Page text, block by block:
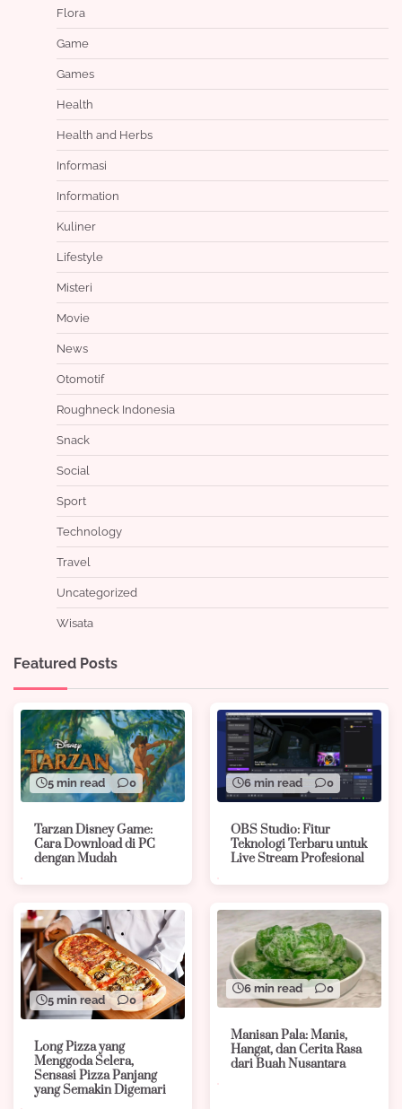
Flora
Game
Games
Health
Health and Herbs
Informasi
Information
Kuliner
Lifestyle
Misteri
Movie
News
Otomotif
Roughneck Indonesia
Snack
Social
Sport
Technology
Travel
Uncategorized
Wisata
Featured Posts
5 min read 0
Tarzan Disney Game:
Cara Download di PC
dengan Mudah
6 min read 0
OBS Studio: Fitur
Teknologi Terbaru untuk
Live Stream Profesional
5 min read 0
Long Pizza yang
Menggoda Selera,
Sensasi Pizza Panjang
yang Semakin Digemari
6 min read 0
Manisan Pala: Manis,
Hangat, dan Cerita Rasa
dari Buah Nusantara